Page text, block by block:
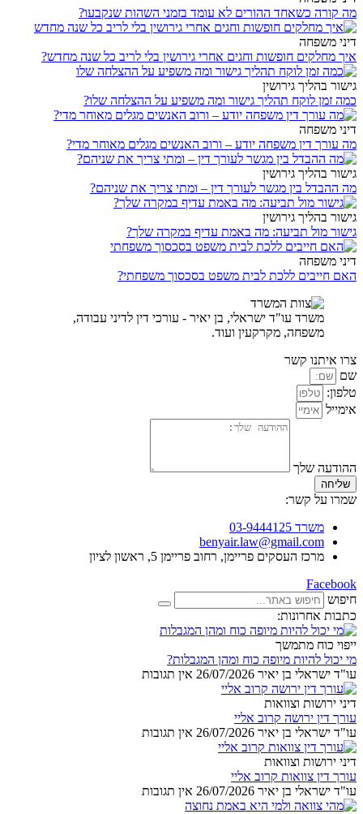
מה קורה כשאחד ההורים לא עומד בזמני השהות שנקבעו?
דיני משפחה
איך מחלקים חופשות וחגים אחרי גירושין בלי לריב כל שנה מחדש?
גישור בהליך גירושין
כמה זמן לוקח תהליך גישור ומה משפיע על ההצלחה שלו?
דיני משפחה
מה עורך דין משפחה יודע – ורוב האנשים מגלים מאוחר מדי?
גישור בהליך גירושין
מה ההבדל בין מגשר לעורך דין – ומתי צריך את שניהם?
גישור בהליך גירושין
גישור מול תביעה: מה באמת עדיף במקרה שלך?
דיני משפחה
האם חייבים ללכת לבית משפט בסכסוך משפחתי?
משרד עו"ד ישראלי, בן יאיר - עורכי דין לדיני עבודה,
משפחה, מקרקעין ועוד.
צרו איתנו קשר
שם
טלפון:
אימייל
ההודעה שלך
שליחה
שמרו על קשר:
משרד 03-9444125
benyair.law@gmail.com
מרכז העסקים פריימן, רחוב פריימן 5, ראשון לציון
Facebook
חיפוש
כתבות אחרונות:
ייפוי כוח מתמשך
מי יכול להיות מיופה כוח ומהן המגבלות?
עו"ד ישראלי בן יאיר 26/07/2026 אין תגובות
דיני ירושות וצוואות
עורך דין ירושה קרוב אליי
עו"ד ישראלי בן יאיר 26/07/2026 אין תגובות
דיני ירושות וצוואות
עורך דין צוואות קרוב אליי
עו"ד ישראלי בן יאיר 26/07/2026 אין תגובות